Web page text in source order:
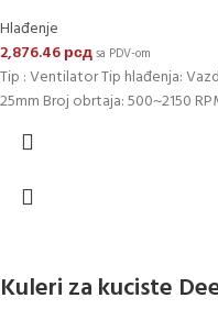
Hlađenje
2,876.46рсдsa PDV-om
Tip : Ventilator Tip hlađenja:
25mm Broj obrtaja: 500~2150
Kuleri za kuciste